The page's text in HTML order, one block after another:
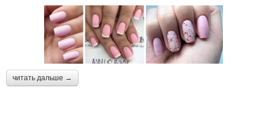
читать дальше →